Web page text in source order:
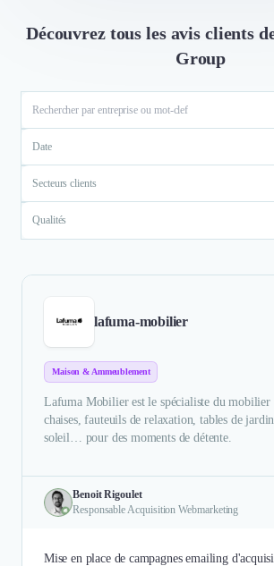
Découvrez tous les avis clients
Group
Date
Secteurs clients
Qualités
lafuma-mobilier
Maison & Ammeublement
Lafuma Mobilier est le spécialiste du mobilier
chaises, fauteuils de relaxation, tables de
soleil… pour des moments de détente.
Benoit Rigoulet
Responsable Acquisition Webmarketing
Mise en place de campagnes emailing